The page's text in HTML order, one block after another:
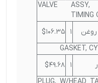
VALVE ASSY,
TIMING
1
$106.35
GASKET,
1
$49.68